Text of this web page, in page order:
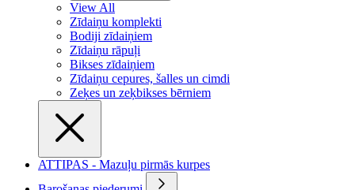
View All
Zīdaiņu komplekti
Bodiji zīdaiņiem
Zīdaiņu rāpuļi
Bikses zīdaiņiem
Zīdaiņu cepures, šalles un cimdi
Zeķes un zeķbikses bērniem
ATTIPAS - Mazuļu pirmās kurpes